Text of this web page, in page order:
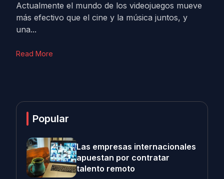
Actualmente el mundo de los videojuegos mueve
más efectivo que el cine y la música juntos, y
una...
Read More
Popular
Las empresas internacionales
apuestan por contratar
talento remoto